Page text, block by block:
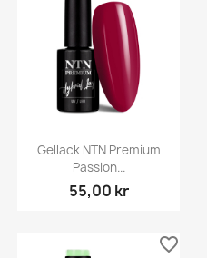
Gellack NTN Premium
Passion...
55,00 kr
favorite_border